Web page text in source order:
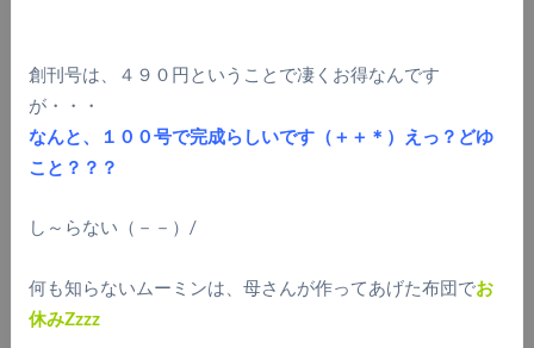
創刊号は、４９０円ということで凄くお得なんです
が・・・
なんと、１００号で完成らしいです（＋＋＊）えっ？どゆ
こと？？？
し～らない（－－）/
何も知らないムーミンは、母さんが作ってあげた布団でお
休みZzzz